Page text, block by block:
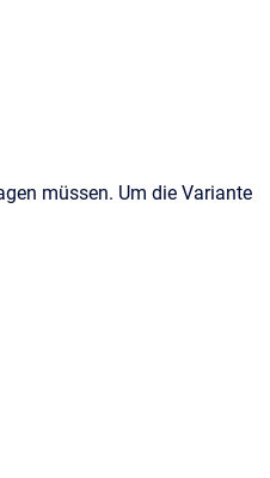
müssen. Um die Variante